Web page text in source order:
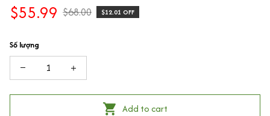
$55.99 $68.00 $12.01 OFF
Số lượng
Add to cart